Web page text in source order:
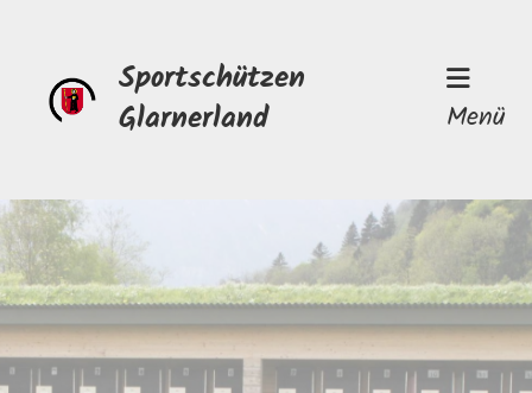
Sportschützen
Glarnerland
Menü